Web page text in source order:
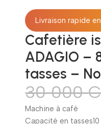
Livraison rapide
Cafetière
ADAGIO –
tasses –
30 000
Machine à café
Capacité en tasses10